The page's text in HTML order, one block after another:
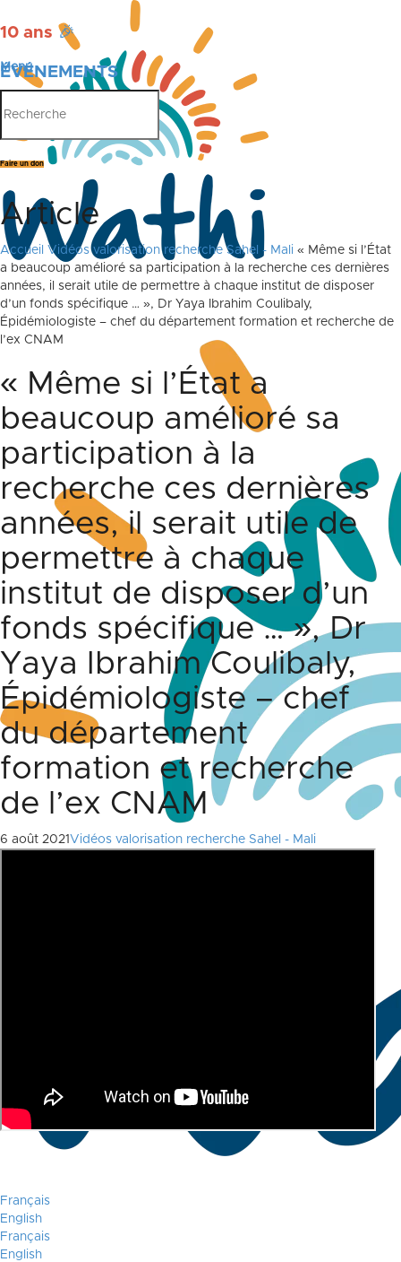
10 ans 🎉
ÉVÉNEMENTS
PUBLICATIONS
Menu
Faire un don
Article
Accueil Vidéos valorisation recherche Sahel - Mali « Même si l’État
a beaucoup amélioré sa participation à la recherche ces dernières
années, il serait utile de permettre à chaque institut de disposer
d’un fonds spécifique … », Dr Yaya Ibrahim Coulibaly,
Épidémiologiste – chef du département formation et recherche de
l’ex CNAM
« Même si l’État a
beaucoup amélioré sa
participation à la
recherche ces dernières
années, il serait utile de
permettre à chaque
institut de disposer d’un
fonds spécifique … », Dr
Yaya Ibrahim Coulibaly,
Épidémiologiste – chef
du département
formation et recherche
de l’ex CNAM
6 août 2021 Vidéos valorisation recherche Sahel - Mali
Français
English
Français
English